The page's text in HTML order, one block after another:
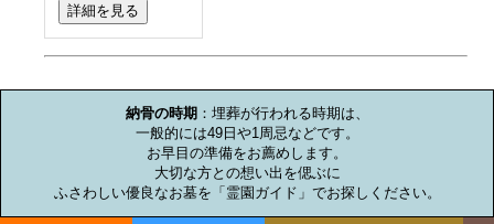
詳細を見る
納骨の時期 ：埋葬が行われる時期は、
一般的には49日や1周忌などです。
お早目の準備をお薦めします。
大切な方との想い出を偲ぶに
ふさわしい優良なお墓を「霊園ガイド」でお探しください。